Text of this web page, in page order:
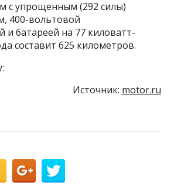
с упрощенным (292 силы)
400-вольтовой
и батареей на 77 киловатт-
составит 625 километров.
Источник: motor.ru